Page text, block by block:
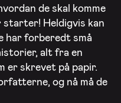
de skal komme
starter! Heldigvis kan
har forberedt små
alt fra en
er skrevet på papir.
og nå må de